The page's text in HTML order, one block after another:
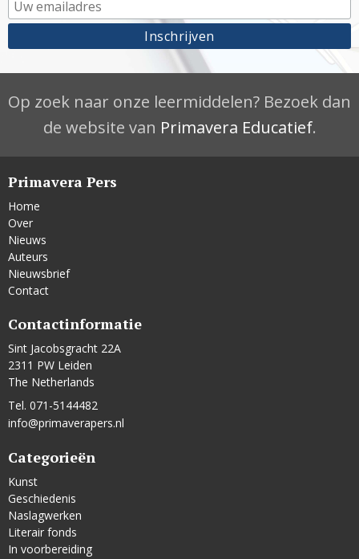
Op zoek naar onze leermiddelen? Bezoek dan
de website van Primavera Educatief.
Primavera Pers
Home
Over
Nieuws
Auteurs
Nieuwsbrief
Contact
Contactinformatie
Sint Jacobsgracht 22A
2311 PW Leiden
The Netherlands
Tel. 071-5144482
info@primaverapers.nl
Categorieën
Kunst
Geschiedenis
Naslagwerken
Literair fonds
In voorbereiding